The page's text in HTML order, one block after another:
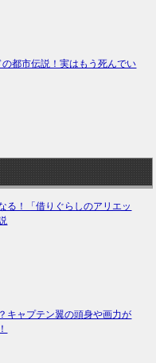
都市伝説！実はもう死んでい
る！「借りぐらしのアリエッ
キャプテン翼の頭身や画力が